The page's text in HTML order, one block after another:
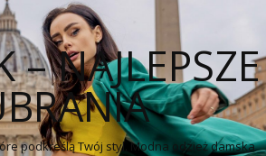
– NAJLEPSZE
podkreślą Twój styl. Modna odzież damska